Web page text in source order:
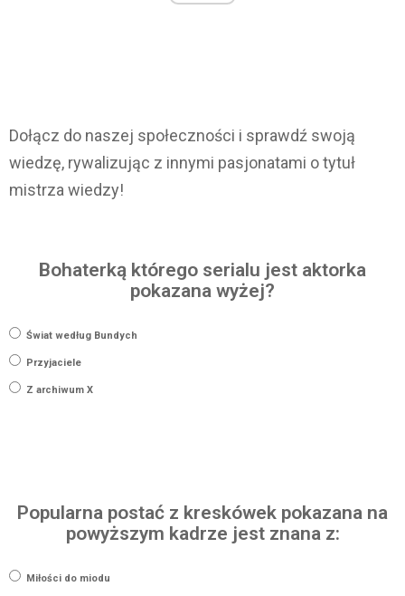
Dołącz do naszej społeczności i sprawdź swoją
wiedzę, rywalizując z innymi pasjonatami o tytuł
mistrza wiedzy!
Bohaterką którego serialu jest aktorka
pokazana wyżej?
Świat według Bundych
Przyjaciele
Z archiwum X
Popularna postać z kreskówek pokazana na
powyższym kadrze jest znana z:
Miłości do miodu